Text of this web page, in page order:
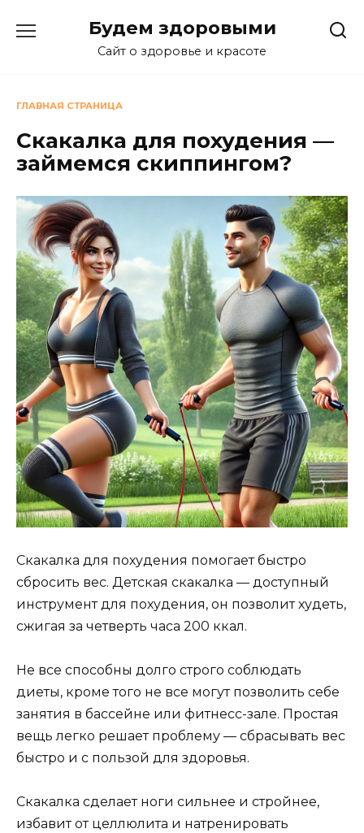
Будем здоровыми
Сайт о здоровье и красоте
ГЛАВНАЯ СТРАНИЦА
Скакалка для похудения —
займемся скиппингом?
Скакалка для похудения помогает быстро
сбросить вес. Детская скакалка — доступный
инструмент для похудения, он позволит худеть,
сжигая за четверть часа 200 ккал.
Не все способны долго строго соблюдать
диеты, кроме того не все могут позволить себе
занятия в бассейне или фитнесс-зале. Простая
вещь легко решает проблему — сбрасывать вес
быстро и с пользой для здоровья.
Скакалка сделает ноги сильнее и стройнее,
избавит от целлюлита и натренировать